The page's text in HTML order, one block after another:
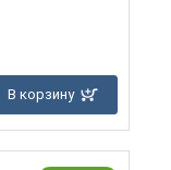
В корзину